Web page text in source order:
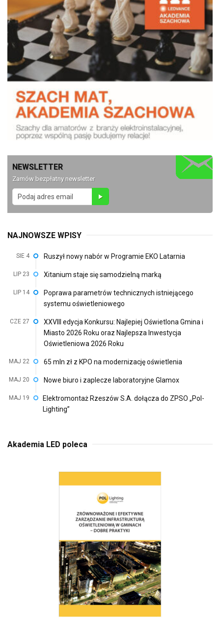
NEWSLETTER
Zamów bezpłatny newsletter
NAJNOWSZE WPISY
SIE 4 Ruszył nowy nabór w Programie EKO Latarnia
LIP 23 Xitanium staje się samodzielną marką
LIP 14
Poprawa parametrów technicznych istniejącego
systemu oświetleniowego
CZE 27
XXVIII edycja Konkursu: Najlepiej Oświetlona Gmina i
Miasto 2026 Roku oraz Najlepsza Inwestycja
Oświetleniowa 2026 Roku
MAJ 22 65 mln zł z KPO na modernizację oświetlenia
MAJ 20 Nowe biuro i zaplecze laboratoryjne Glamox
MAJ 19
Elektromontaż Rzeszów S.A. dołącza do ZPSO „Pol-
Lighting”
Akademia LED poleca